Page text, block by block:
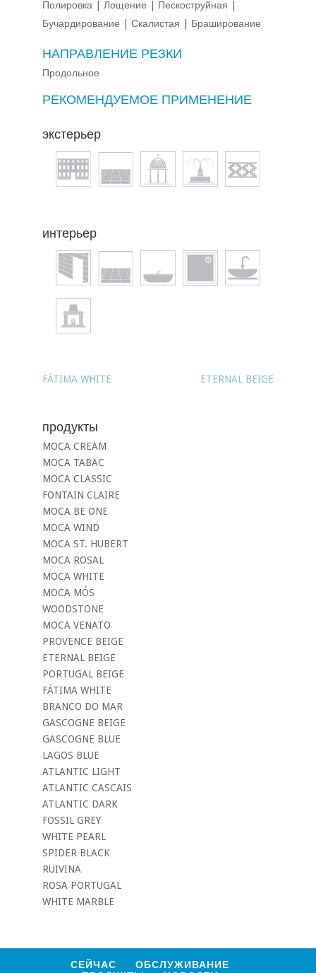
Полировка Лощение
Пескоструйная
Бучардирование
Скалистая Браширование
НАПРАВЛЕНИЕ РЕЗКИ
Продольное
РЕКОМЕНДУЕМОЕ ПРИМЕНЕНИЕ
экстерьер
интерьер
FÁTIMA WHITE ETERNAL BEIGE
продукты
MOCA CREAM
MOCA TABAC
MOCA CLASSIC
FONTAIN CLAIRE
MOCA BE ONE
MOCA WIND
MOCA ST. HUBERT
MOCA ROSAL
MOCA WHITE
MOCA MÓS
WOODSTONE
MOCA VENATO
PROVENCE BEIGE
ETERNAL BEIGE
PORTUGAL BEIGE
FÁTIMA WHITE
BRANCO DO MAR
GASCOGNE BEIGE
GASCOGNE BLUE
LAGOS BLUE
ATLANTIC LIGHT
ATLANTIC CASCAIS
ATLANTIC DARK
FOSSIL GREY
WHITE PEARL
SPIDER BLACK
RUIVINA
ROSA PORTUGAL
WHITE MARBLE
СЕЙЧАС
ОБСЛУЖИВАНИЕ
https://ww
ne.pt/ru/p
roject/port
ugal-
beige-
%D0%B8%
D0%B7%D
0%B2%D0
%B5%D1%
81%D1%82
%D0%BD
%D1%8F%
D0%BA%D
%B2%D1%
D1%80%D
0%B5%D0